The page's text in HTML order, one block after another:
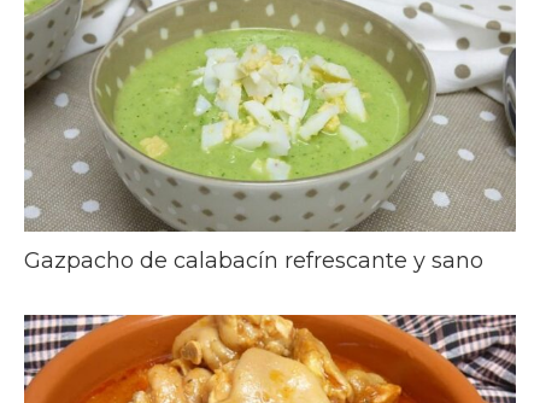
Gazpacho de calabacín refrescante y sano